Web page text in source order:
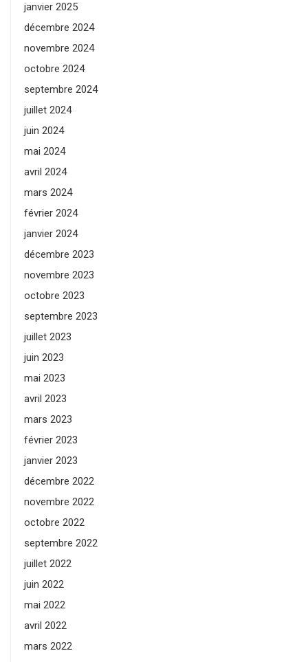
janvier 2025
décembre 2024
novembre 2024
octobre 2024
septembre 2024
juillet 2024
juin 2024
mai 2024
avril 2024
mars 2024
février 2024
janvier 2024
décembre 2023
novembre 2023
octobre 2023
septembre 2023
juillet 2023
juin 2023
mai 2023
avril 2023
mars 2023
février 2023
janvier 2023
décembre 2022
novembre 2022
octobre 2022
septembre 2022
juillet 2022
juin 2022
mai 2022
avril 2022
mars 2022